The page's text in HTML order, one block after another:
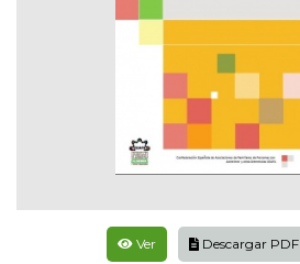
Ver Descargar PDF